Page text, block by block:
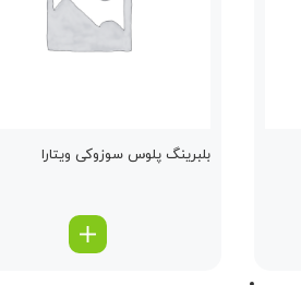
بلبرینگ پلوس سوزوکی ویتارا